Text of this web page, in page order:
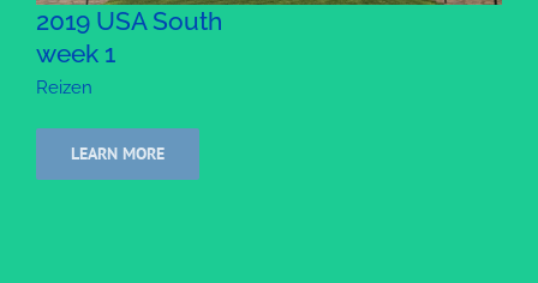
2019 USA South
week 1
Reizen
LEARN MORE